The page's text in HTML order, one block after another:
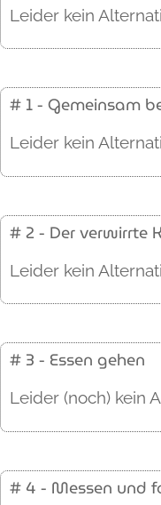
Leider kein
# 1 - Gemeinsam
Leider kein
# 2 - Der verwirrte
Leider kein
# 3 - Essen gehen
Leider (noch) kein
# 4 - Messen und